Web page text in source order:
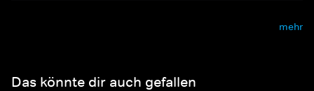
mehr
Das könnte dir auch gefallen